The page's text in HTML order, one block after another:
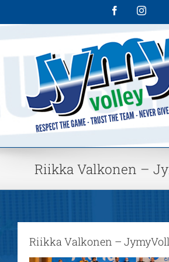
Facebook
Riikka Valkonen –
Riikka Valkonen –